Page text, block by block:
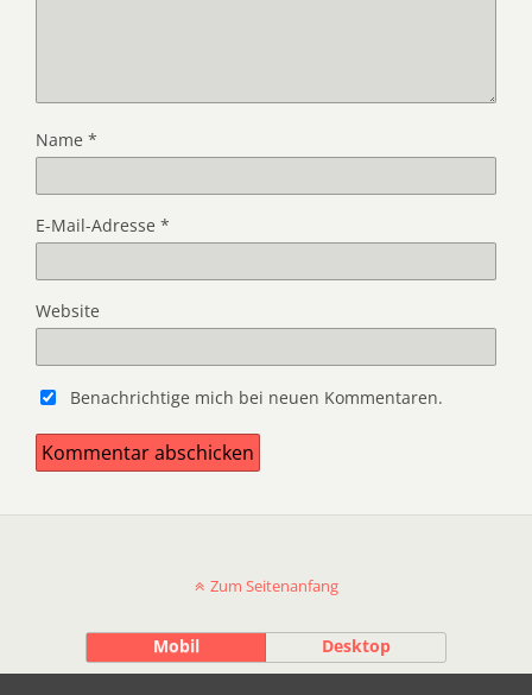
Name *
E-Mail-Adresse *
Website
Benachrichtige mich bei neuen Kommentaren.
Zum Seitenanfang
Mobil Desktop